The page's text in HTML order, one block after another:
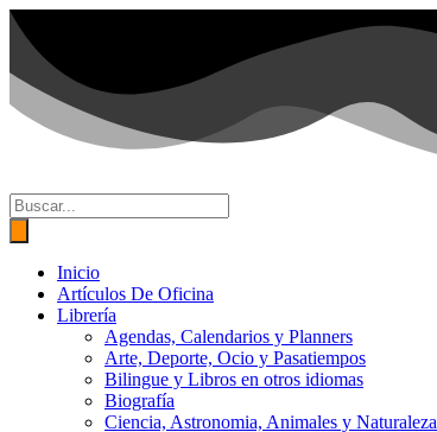
Ir
contenido
Búsqueda
de
productos
Inicio
Artículos De Oficina
Librería
Agendas, Calendarios y Planners
Arte, Deporte, Ocio y Pasatiempos
Bilingue y Libros en otros idiomas
Biografía
Ciencia, Astronomia, Animales y Naturaleza